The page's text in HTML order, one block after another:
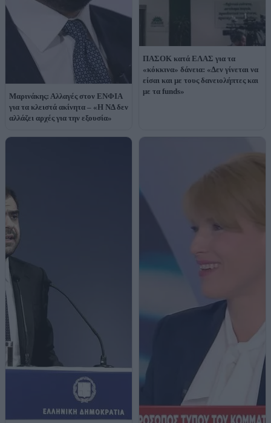
Μαρινάκης: Αλλαγές στον ΕΝΦΙΑ
για τα κλειστά ακίνητα – «Η ΝΔ δεν
αλλάζει αρχές για την εξουσία»
ΠΑΣΟΚ κατά ΕΛΑΣ για τα
«κόκκινα» δάνεια: «Δεν γίνεται να
είσαι και με τους δανειολήπτες και
με τα funds»